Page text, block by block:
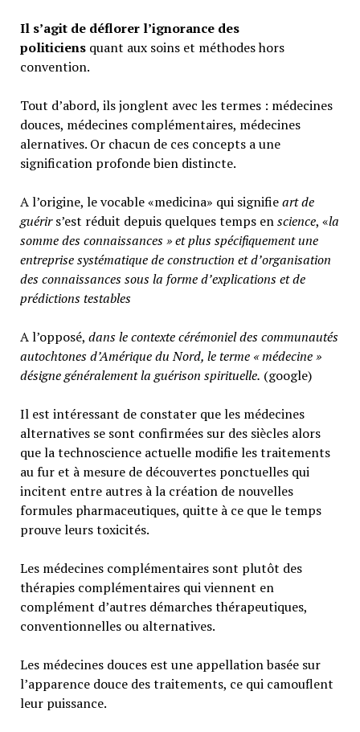
Il s’agit de déflorer l’ignorance des
politiciensquant aux soins et méthodes hors
convention.
Tout d’abord, ils jonglent avec les termes : médecines
douces, médecines complémentaires, médecines
alernatives. Or chacun de ces concepts a une
signification profonde bien distincte.
A l’origine, le vocable «medicina» qui signifieart de
guérirs’est réduit depuis quelques temps enscience, «la
somme des connaissances » et plus spécifiquement une
entreprise systématique de construction et d’organisation
des connaissances sous la forme d’explications et de
prédictions testables
A l’opposé, dans le contexte cérémoniel des communautés
autochtones d’Amérique du Nord, le terme « médecine »
désigne généralementla guérison spirituelle. (google)
Il est intéressant de constater que les médecines
alternatives se sont confirmées sur des siècles alors
que la technoscience actuelle modifie les traitements
au fur et à mesure de découvertes ponctuelles qui
incitent entre autres à la création de nouvelles
formules pharmaceutiques, quitte à ce que le temps
prouve leurs toxicités.
Les médecines complémentaires sont plutôt des
thérapies complémentaires qui viennent en
complément d’autres démarches thérapeutiques,
conventionnelles ou alternatives.
Les médecines douces est une appellation basée sur
l’apparence douce des traitements, ce qui camouflent
leur puissance.